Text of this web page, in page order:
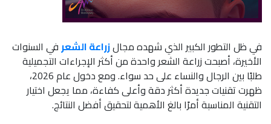
في ظل التطور الكبير الذي شهده مجالزراعة الشعرفي السنوات
الأخيرة، أصبحت زراعة الشعر واحدة من أكثر الإجراءات التجميلية
طلبًا بين الرجال والنساء على حد سواء. ومع دخول عام 2026،
ظهرت تقنيات جديدة أكثر دقة وأعلى كفاءة، مما يجعل اختيار
التقنية المناسبة أمرًا بالغ الأهمية لتحقيق أفضل النتائج.